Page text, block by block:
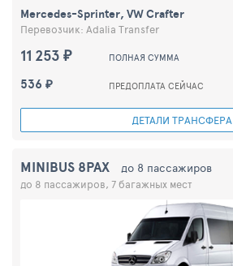
11 253 ₽ ПОЛНАЯ СУММА
536 ₽ ПРЕДОПЛАТА СЕЙЧАС
ДЕТАЛИ ТРАНСФЕРА
Mercedes-Sprinter, VW Crafter
Перевозчик: Adalia Transfer
MINIBUS 8PAX до 8 пассажиров
до 8 пассажиров, 7 багажных мест